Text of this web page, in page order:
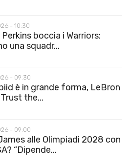
- 10:30
Perkins boccia i Warriors:
una squadr...
- 09:30
è in grande forma, LeBron
the...
- 09:00
alle Olimpiadi 2028 con
“Dipende...